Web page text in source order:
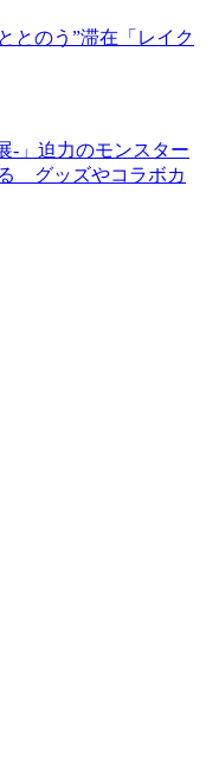
とのう”滞在「レイク
-」迫力のモンスター
グッズやコラボカ